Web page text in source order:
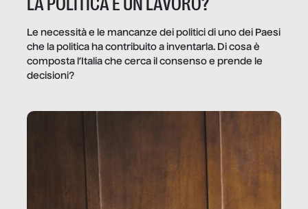
LA POLITICA È UN LAVORO?
Le necessità e le mancanze dei politici di uno dei Paesi
che la politica ha contribuito a inventarla. Di cosa è
composta l’Italia che cerca il consenso e prende le
decisioni?